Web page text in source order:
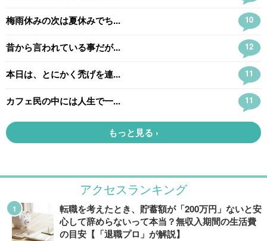
アクセスランキング
転職を考えたとき、貯蓄額が「200万円」ないと安
心して辞めらないって本当？無収入期間の生活費
の目安【「退職プロ」が解説】